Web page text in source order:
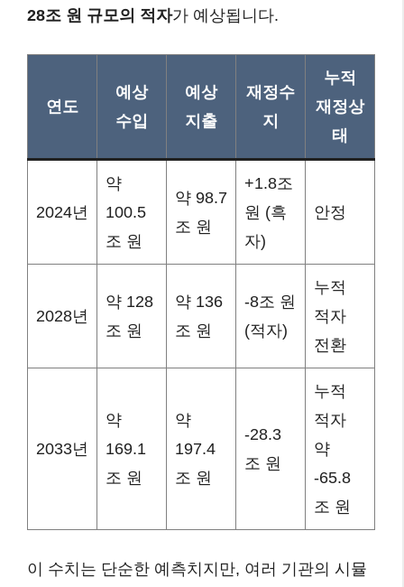
28조 원 규모의 적자가 예상됩니다.
연도
예상
수입
예상
지출
재정수
지
누적
재정상
태
2024년
약
100.5
조 원
약 98.7
조 원
+1.8조
원 (흑
자)
안정
2028년
약 128
조 원
약 136
조 원
-8조 원
(적자)
누적
적자
전환
2033년
약
169.1
조 원
약
197.4
조 원
-28.3
조 원
누적
적자
약
-65.8
조 원
이 수치는 단순한 예측치지만, 여러 기관의 시뮬